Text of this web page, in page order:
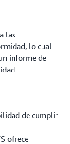
las
lo cual
informe de
de cumplir
ofrece